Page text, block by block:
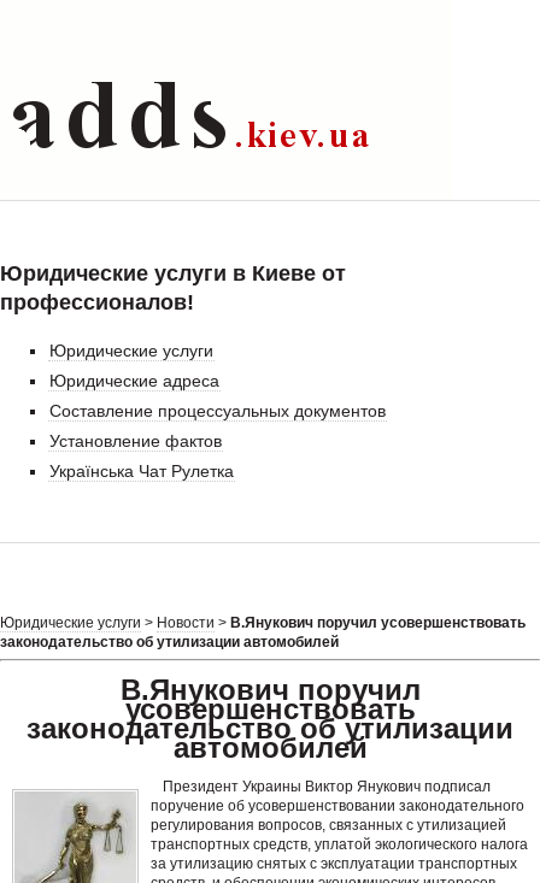
Юридические услуги в Киеве от
профессионалов!
Юридические услуги
Юридические адреса
Составление процессуальных документов
Установление фактов
Українська Чат Рулетка
Юридические услуги > Новости > В.Янукович поручил усовершенствовать
законодательство об утилизации автомобилей
В.Янукович поручил
усовершенствовать
законодательство об утилизации
автомобилей
Президент Украины Виктор Янукович подписал
поручение об усовершенствовании законодательного
регулирования вопросов, связанных с утилизацией
транспортных средств, уплатой экологического налога
за утилизацию снятых с эксплуатации транспортных